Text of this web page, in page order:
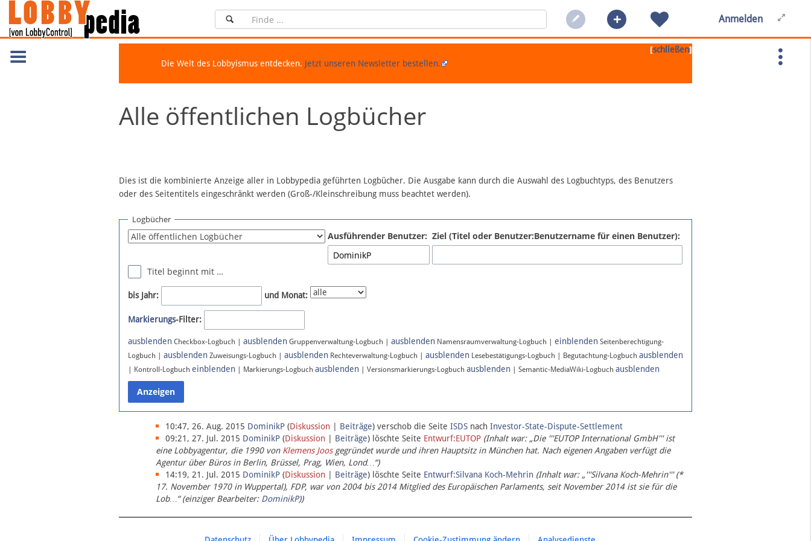
Anmelden
[schließen]
Die Welt des Lobbyismus entdecken. Jetzt unseren Newsletter bestellen.
Alle öffentlichen Logbücher
Dies ist die kombinierte Anzeige aller in Lobbypedia geführten Logbücher. Die Ausgabe kann durch die Auswahl des Logbuchtyps, des Benutzers
oder des Seitentitels eingeschränkt werden (Groß-/Kleinschreibung muss beachtet werden).
Logbücher
Ausführender Benutzer: Ziel (Titel oder Benutzer:Benutzername für einen Benutzer):
Titel beginnt mit …
bis Jahr: und Monat:
Markierungs-Filter:
ausblenden Checkbox-Logbuch | ausblenden Gruppenverwaltung-Logbuch | ausblenden Namensraumverwaltung-Logbuch | einblenden Seitenberechtigung-
Logbuch | ausblenden Zuweisungs-Logbuch | ausblenden Rechteverwaltung-Logbuch | ausblenden Lesebestätigungs-Logbuch | Begutachtung-Logbuch ausblenden
| Kontroll-Logbuch einblenden | Markierungs-Logbuch ausblenden | Versionsmarkierungs-Logbuch ausblenden | Semantic-MediaWiki-Logbuch ausblenden
10:47, 26. Aug. 2015 DominikP (Diskussion | Beiträge) verschob die Seite ISDS nach Investor-State-Dispute-Settlement
09:21, 27. Jul. 2015 DominikP (Diskussion | Beiträge) löschte Seite Entwurf:EUTOP (Inhalt war: „Die '''EUTOP International GmbH''' ist
eine Lobbyagentur, die 1990 von Klemens Joosgegründet wurde und ihren Hauptsitz in München hat. Nach eigenen Angaben verfügt die
Agentur über Büros in Berlin, Brüssel, Prag, Wien, Lond…“)
14:19, 21. Jul. 2015 DominikP (Diskussion | Beiträge) löschte Seite Entwurf:Silvana Koch-Mehrin (Inhalt war: „'''Silvana Koch-Mehrin''' (*
17. November 1970 in Wuppertal), FDP, war von 2004 bis 2014 Mitglied des Europäischen Parlaments, seit November 2014 ist sie für die
Lob…“ (einziger Bearbeiter: DominikP))